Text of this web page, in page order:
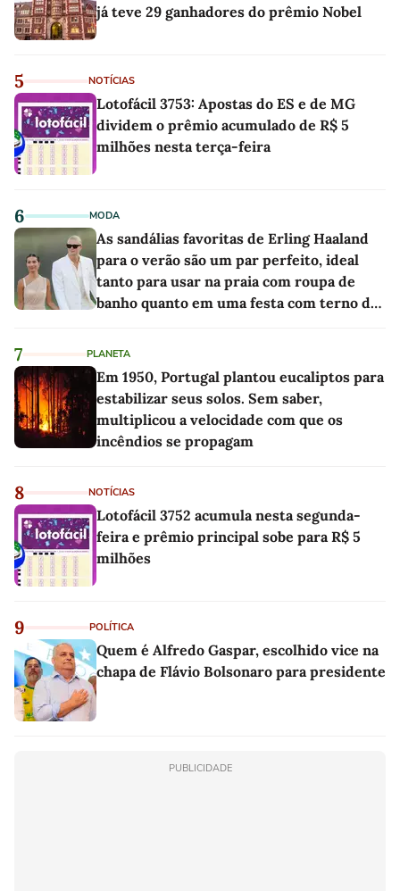
já teve 29 ganhadores do prêmio Nobel
5 NOTÍCIAS
Lotofácil 3753: Apostas do ES e de MG
dividem o prêmio acumulado de R$ 5
milhões nesta terça-feira
6 MODA
As sandálias favoritas de Erling Haaland
para o verão são um par perfeito, ideal
tanto para usar na praia com roupa de
banho quanto em uma festa com terno de
7 PLANETA
Em 1950, Portugal plantou eucaliptos para
estabilizar seus solos. Sem saber,
multiplicou a velocidade com que os
incêndios se propagam
8 NOTÍCIAS
Lotofácil 3752 acumula nesta segunda-
feira e prêmio principal sobe para R$ 5
milhões
9 POLÍTICA
Quem é Alfredo Gaspar, escolhido vice na
chapa de Flávio Bolsonaro para presidente
PUBLICIDADE